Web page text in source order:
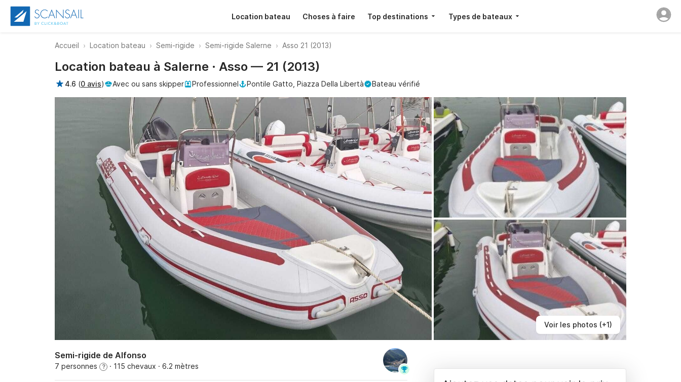
Location bateau Choses à faire Top destinations Types de bateaux
Accueil Location bateau Semi-rigide Semi-rigide Salerne Asso 21 (2013)
Voir les photos (+1)
Location bateau à Salerne · Asso — 21 (2013)
4.6 (0 avis) Avec ou sans skipper Professionnel Pontile Gatto, Piazza Della Libertà Bateau vérifié
Semi-rigide de Alfonso
7 personnes ? · 115 chevaux · 6.2 mètres